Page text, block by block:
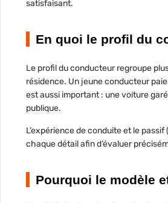
satisfaisant.
En quoi le profil du
Le profil du conducteurregroupe
résidence. Un jeune conducteur
est aussi important : une voiture
publique.
L’expérience de conduite et le
chaque détail afin d’évaluer
Pourquoi le modèle